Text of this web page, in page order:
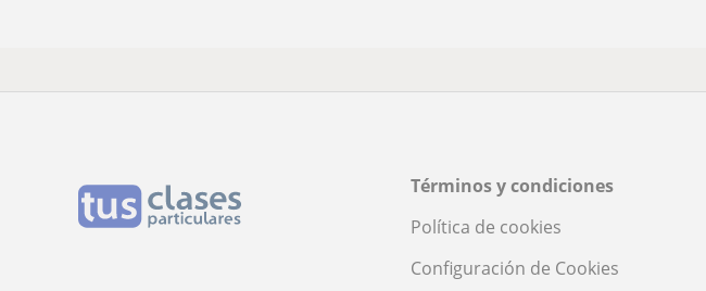
Términos y condiciones
Política de cookies
Configuración de Cookies